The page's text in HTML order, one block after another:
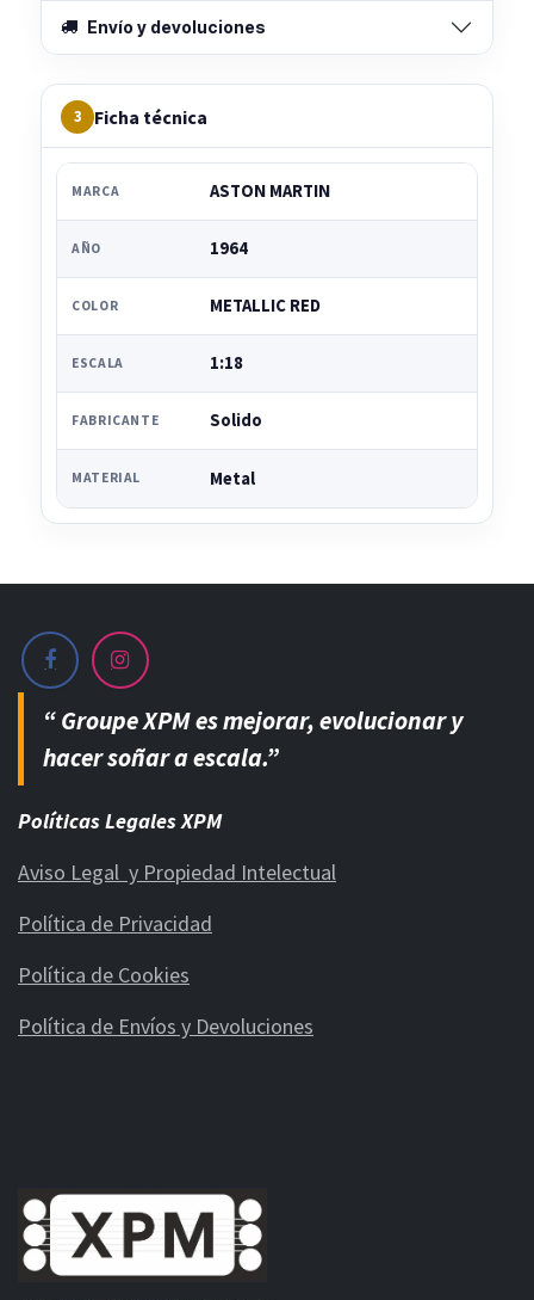
Envío y devoluciones
3 Ficha técnica
MARCA ASTON MARTIN
AÑO 1964
COLOR METALLIC RED
ESCALA 1:18
FABRICANTE Solido
MATERIAL Metal
“ Groupe XPM es mejorar, evolucionar y
hacer soñar a escala.”
Políticas Legales XPM
Aviso Legal y Propiedad Intelectual
Política de Privacidad
Política de Cookies
Política de Envíos y Devoluciones